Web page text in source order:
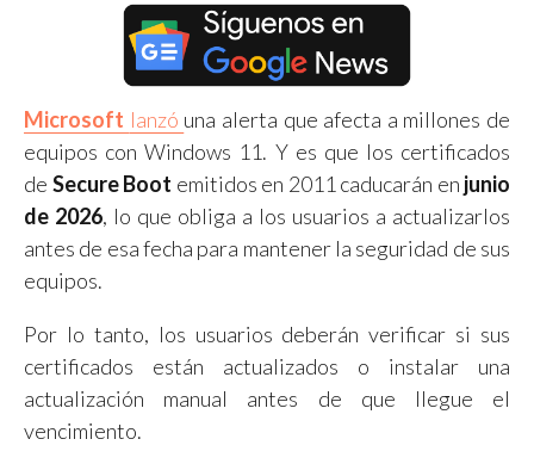
Microsoft lanzó una alerta que afecta a millones de
equipos con Windows 11. Y es que los certificados
de Secure Boot emitidos en 2011 caducarán en junio
de 2026, lo que obliga a los usuarios a actualizarlos
antes de esa fecha para mantener la seguridad de sus
equipos.
Por lo tanto, los usuarios deberán verificar si sus
certificados están actualizados o instalar una
actualización manual antes de que llegue el
vencimiento.